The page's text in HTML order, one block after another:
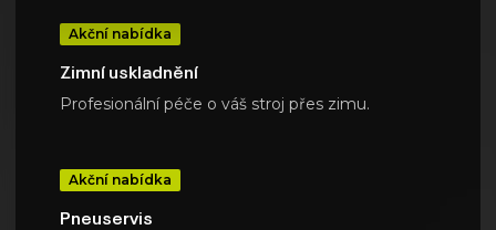
Akční nabídka
Zimní uskladnění
Profesionální péče o váš stroj přes zimu.
Akční nabídka
Pneuservis